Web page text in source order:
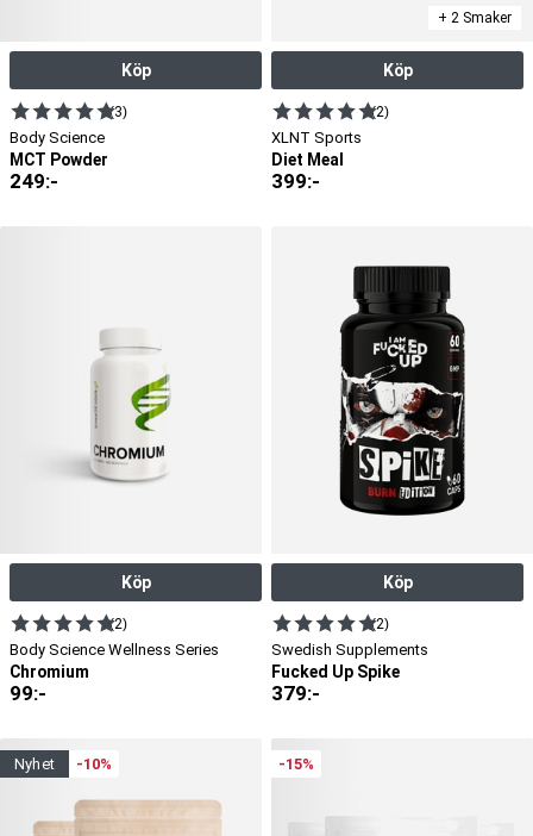
Köp
(3)
Body Science
MCT Powder
249:-
+ 2 Smaker
Köp
(2)
XLNT Sports
Diet Meal
399:-
Köp
(2)
Body Science Wellness Series
Chromium
99:-
Köp
(2)
Swedish Supplements
Fucked Up Spike
379:-
nyhet -10% -15%